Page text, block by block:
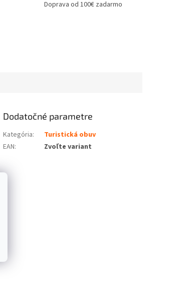
Doprava od 100€ zadarmo
Dodatočné parametre
Kategória:
Turistická obuv
EAN: Zvoľte variant